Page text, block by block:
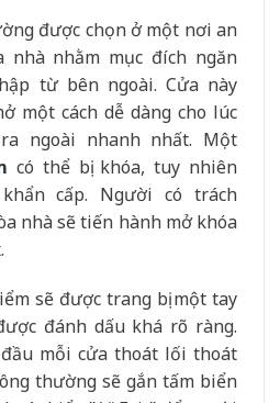
được chọn ở một nơi an
nhằm mục đích ngăn
từ bên ngoài. Cửa này
một cách dễ dàng cho lúc
ngoài nhanh nhất. Một
có thể bị khóa, tuy nhiên
cấp. Người có trách
nhà sẽ tiến hành mở khóa
sẽ được trang bị một tay
đánh dấu khá rõ ràng.
mỗi cửa thoát lối thoát
thường sẽ gắn tấm biển